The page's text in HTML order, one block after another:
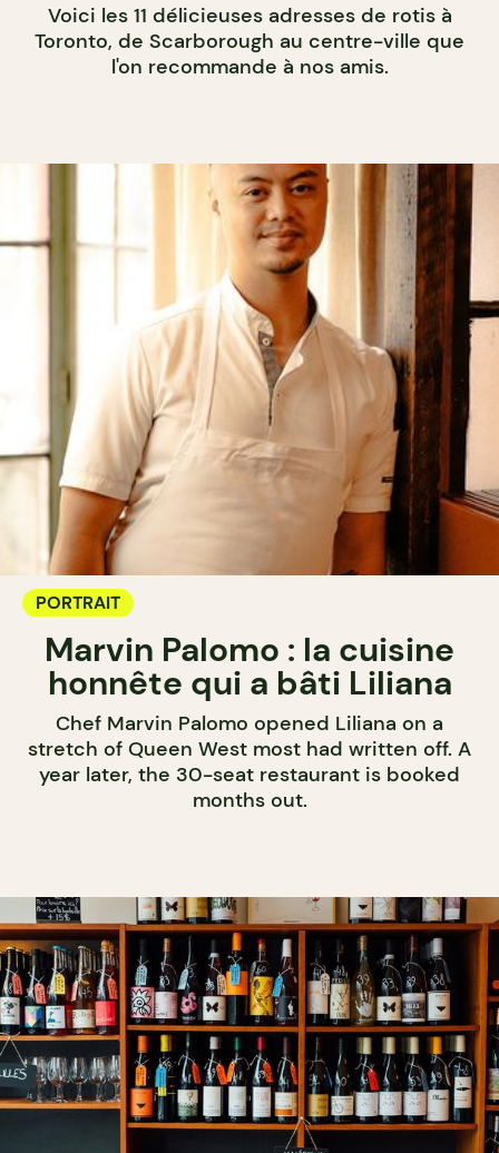
Voici les 11 délicieuses adresses de rotis à
Toronto, de Scarborough au centre-ville que
l'on recommande à nos amis.
PORTRAIT
Marvin Palomo : la cuisine
honnête qui a bâti Liliana
Chef Marvin Palomo opened Liliana on a
stretch of Queen West most had written off. A
year later, the 30-seat restaurant is booked
months out.